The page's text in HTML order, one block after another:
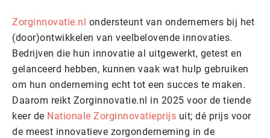
Zorginnovatie.nl ondersteunt van ondernemers bij het
(door)ontwikkelen van veelbelovende innovaties.
Bedrijven die hun innovatie al uitgewerkt, getest en
gelanceerd hebben, kunnen vaak wat hulp gebruiken
om hun onderneming echt tot een succes te maken.
Daarom reikt Zorginnovatie.nl in 2025 voor de tiende
keer de Nationale Zorginnovatieprijs uit; dé prijs voor
de meest innovatieve zorgonderneming in de